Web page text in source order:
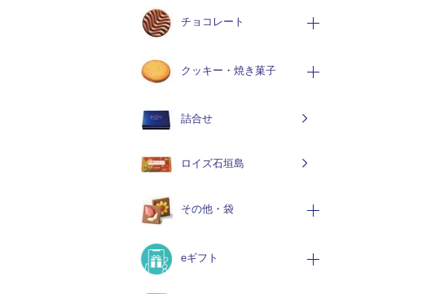
チョコレート
クッキー・焼き菓子
詰合せ
ロイズ石垣島
その他・袋
eギフト